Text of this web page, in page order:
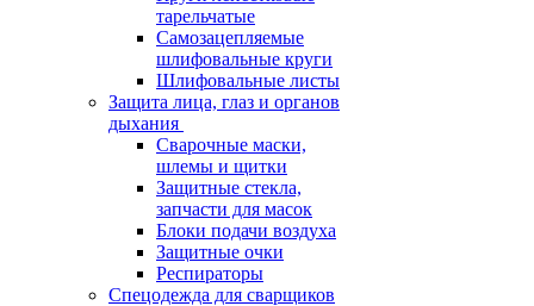
тарельчатые
Самозацепляемые
шлифовальные круги
Шлифовальные листы
Защита лица, глаз и органов
дыхания
Сварочные маски,
шлемы и щитки
Защитные стекла,
запчасти для масок
Блоки подачи воздуха
Защитные очки
Респираторы
Спецодежда для сварщиков